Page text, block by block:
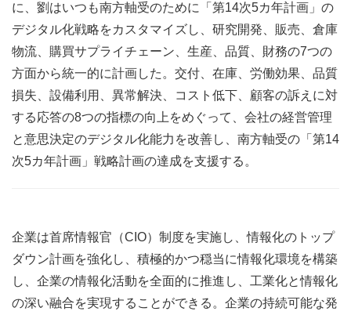
に、劉はいつも南方軸受のために「第14次5カ年計画」の
デジタル化戦略をカスタマイズし、研究開発、販売、倉庫
物流、購買サプライチェーン、生産、品質、財務の7つの
方面から統一的に計画した。交付、在庫、労働効果、品質
損失、設備利用、異常解決、コスト低下、顧客の訴えに対
する応答の8つの指標の向上をめぐって、会社の経営管理
と意思決定のデジタル化能力を改善し、南方軸受の「第14
次5カ年計画」戦略計画の達成を支援する。
企業は首席情報官（CIO）制度を実施し、情報化のトップ
ダウン計画を強化し、積極的かつ穏当に情報化環境を構築
し、企業の情報化活動を全面的に推進し、工業化と情報化
の深い融合を実現することができる。企業の持続可能な発